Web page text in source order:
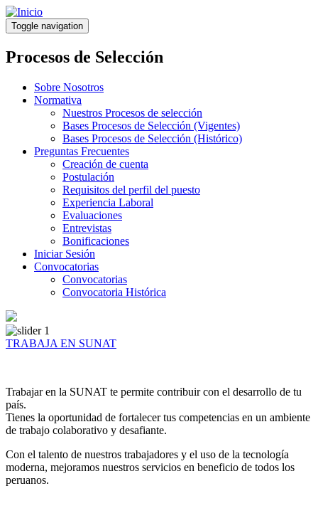
Pasar
al
contenido
principal
Toggle navigation
Procesos de Selección
Sobre Nosotros
Normativa
Nuestros Procesos de selección
Bases Procesos de Selección (Vigentes)
Bases Procesos de Selección (Histórico)
Preguntas Frecuentes
Creación de cuenta
Postulación
Requisitos del perfil del puesto
Experiencia Laboral
Evaluaciones
Entrevistas
Bonificaciones
Iniciar Sesión
Convocatorias
Convocatorias
Convocatoria Histórica
TRABAJA EN SUNAT
Trabajar en la SUNAT te permite contribuir con el desarrollo de tu
país.
Tienes la oportunidad de fortalecer tus competencias en un ambiente
de trabajo colaborativo y desafiante.
Con el talento de nuestros trabajadores y el uso de la tecnología
moderna, mejoramos nuestros servicios en beneficio de todos los
peruanos.